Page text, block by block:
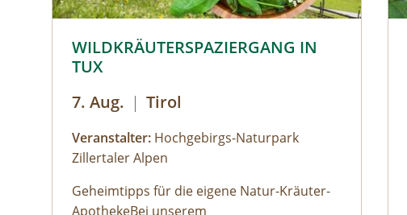
© © Hochgebirgs-Naturpark Zillertaler Alpen
WILDKRÄUTERSPAZIERGANG IN
TUX
7. Aug. | Tirol
Veranstalter: Hochgebirgs-Naturpark
Zillertaler Alpen
Geheimtipps für die eigene Natur-Kräuter-
ApothekeBei unserem